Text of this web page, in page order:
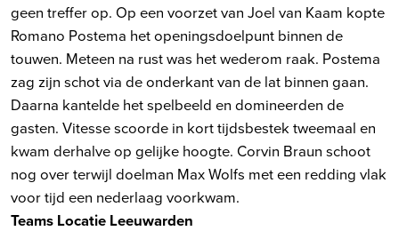
geen treffer op. Op een voorzet van Joel van Kaam kopte
Romano Postema het openingsdoelpunt binnen de
touwen. Meteen na rust was het wederom raak. Postema
zag zijn schot via de onderkant van de lat binnen gaan.
Daarna kantelde het spelbeeld en domineerden de
gasten. Vitesse scoorde in kort tijdsbestek tweemaal en
kwam derhalve op gelijke hoogte. Corvin Braun schoot
nog over terwijl doelman Max Wolfs met een redding vlak
voor tijd een nederlaag voorkwam.
Teams Locatie Leeuwarden